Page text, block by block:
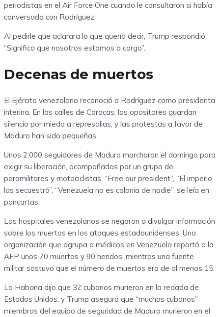
periodistas en el Air Force One cuando le consultaron si había
conversado con Rodríguez.
Al pedirle que aclarara lo que quería decir, Trump respondió:
“Significa que nosotros estamos a cargo”.
Decenas de muertos
El Ejército venezolano reconoció a Rodríguez como presidenta
interina. En las calles de Caracas, los opositores guardan
silencio por miedo a represalias, y las protestas a favor de
Maduro han sido pequeñas.
Unos 2.000 seguidores de Maduro marcharon el domingo para
exigir su liberación, acompañados por un grupo de
paramilitares y motociclistas. “Free our president”, “El imperio
los secuestró”, “Venezuela no es colonia de nadie”, se leía en
pancartas.
Los hospitales venezolanos se negaron a divulgar información
sobre los muertos en los ataques estadounidenses. Una
organización que agrupa a médicos en Venezuela reportó a la
AFP unos 70 muertos y 90 heridos, mientras una fuente
militar sostuvo que el número de muertos era de al menos 15.
La Habana dijo que 32 cubanos murieron en la redada de
Estados Unidos, y Trump aseguró que “muchos cubanos”
miembros del equipo de seguridad de Maduro murieron en el